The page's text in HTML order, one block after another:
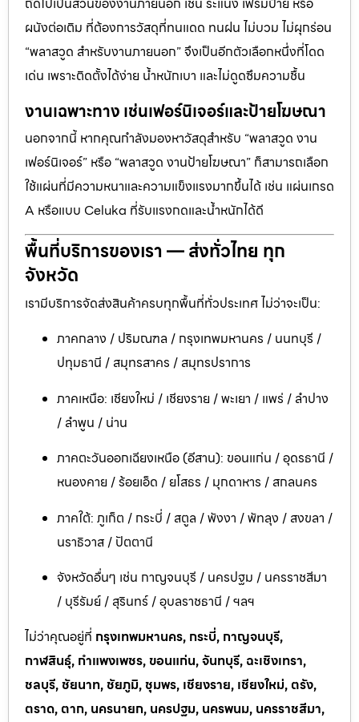
ผนังต่อเติม ที่ต้องการวัสดุที่ทนแดด ทนฝน ไม่บวม ไม่ผุกร่อน
“พลาสวูด สำหรับงานภายนอก” จึงเป็นอีกตัวเลือกหนึ่งที่โดด
เด่น เพราะติดตั้งได้ง่าย น้ำหนักเบา และไม่ดูดซึมความชื้น
งานเฉพาะทาง เช่นเฟอร์นิเจอร์และป้ายโฆษณา
นอกจากนี้ หากคุณกำลังมองหาวัสดุสำหรับ “พลาสวูด งาน
เฟอร์นิเจอร์” หรือ “พลาสวูด งานป้ายโฆษณา” ก็สามารถเลือก
ใช้แผ่นที่มีความหนาและความแข็งแรงมากขึ้นได้ เช่น แผ่นเกรด
A หรือแบบ Celuka ที่รับแรงกดและน้ำหนักได้ดี
พื้นที่บริการของเรา — ส่งทั่วไทย ทุก
จังหวัด
เรามีบริการจัดส่งสินค้าครบทุกพื้นที่ทั่วประเทศ ไม่ว่าจะเป็น:
ภาคกลาง / ปริมณฑล / กรุงเทพมหานคร / นนทบุรี /
ปทุมธานี / สมุทรสาคร / สมุทรปราการ
ภาคเหนือ: เชียงใหม่ / เชียงราย / พะเยา / แพร่ / ลำปาง
/ ลำพูน / น่าน
ภาคตะวันออกเฉียงเหนือ (อีสาน): ขอนแก่น / อุดรธานี /
หนองคาย / ร้อยเอ็ด / ยโสธร / มุกดาหาร / สกลนคร
ภาคใต้: ภูเก็ต / กระบี่ / สตูล / พังงา / พัทลุง / สงขลา /
นราธิวาส / ปัตตานี
จังหวัดอื่นๆ เช่น กาญจนบุรี / นครปฐม / นครราชสีมา
/ บุรีรัมย์ / สุรินทร์ / อุบลราชธานี / ฯลฯ
ไม่ว่าคุณอยู่ที่ กรุงเทพมหานคร, กระบี่, กาญจนบุรี,
กาฬสินธุ์, กำแพงเพชร, ขอนแก่น, จันทบุรี, ฉะเชิงเทรา,
ชลบุรี, ชัยนาท, ชัยภูมิ, ชุมพร, เชียงราย, เชียงใหม่, ตรัง,
ตราด, ตาก, นครนายก, นครปฐม, นครพนม, นครราชสีมา,